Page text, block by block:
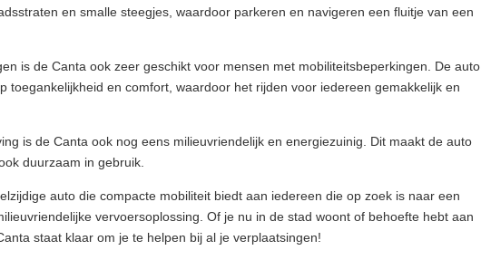
en smalle steegjes, waardoor parkeren en navigeren een fluitje van een
is de Canta ook zeer geschikt voor mensen met mobiliteitsbeperkingen. De auto
toegankelijkheid en comfort, waardoor het rijden voor iedereen gemakkelijk en
is de Canta ook nog eens milieuvriendelijk en energiezuinig. Dit maakt de auto
duurzaam in gebruik.
auto die compacte mobiliteit biedt aan iedereen die op zoek is naar een
vervoersoplossing. Of je nu in de stad woont of behoefte hebt aan
staat klaar om je te helpen bij al je verplaatsingen!